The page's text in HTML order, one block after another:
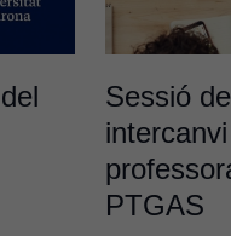
Sessió
PTGAS